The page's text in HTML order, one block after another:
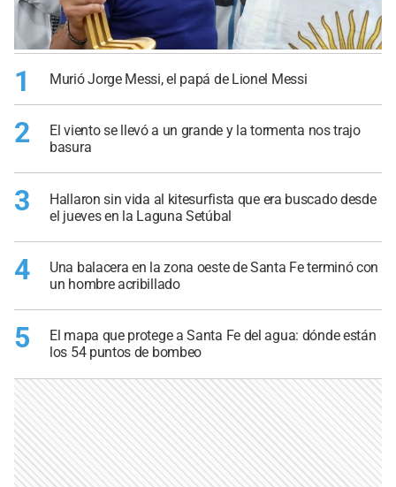
1 Murió Jorge Messi, el papá de Lionel Messi
2
El viento se llevó a un grande y la tormenta nos trajo
basura
3
Hallaron sin vida al kitesurfista que era buscado desde
el jueves en la Laguna Setúbal
4
Una balacera en la zona oeste de Santa Fe terminó con
un hombre acribillado
5
El mapa que protege a Santa Fe del agua: dónde están
los 54 puntos de bombeo